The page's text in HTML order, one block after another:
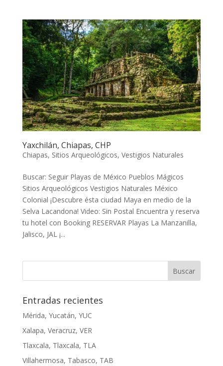
Yaxchilán, Chiapas, CHP
Chiapas, Sitios Arqueológicos, Vestigios Naturales
Buscar: Seguir Playas de México Pueblos Mágicos
Sitios Arqueológicos Vestigios Naturales México
Colonial ¡Descubre ésta ciudad Maya en medio de la
Selva Lacandona! Video: Sin Postal Encuentra y reserva
tu hotel con Booking RESERVAR Playas La Manzanilla,
Jalisco, JAL ¡...
Entradas recientes
Mérida, Yucatán, YUC
Xalapa, Veracruz, VER
Tlaxcala, Tlaxcala, TLA
Villahermosa, Tabasco, TAB